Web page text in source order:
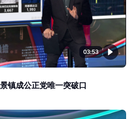
03:53
镇成公正党唯一突破口